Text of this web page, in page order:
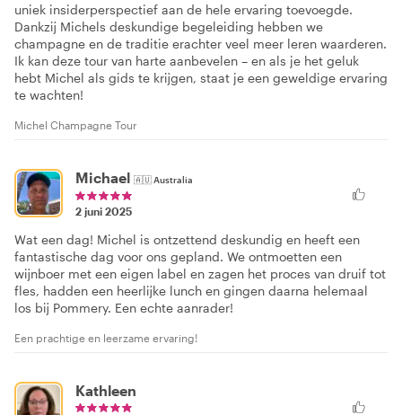
uniek insiderperspectief aan de hele ervaring toevoegde.
Dankzij Michels deskundige begeleiding hebben we
champagne en de traditie erachter veel meer leren waarderen.
Ik kan deze tour van harte aanbevelen – en als je het geluk
hebt Michel als gids te krijgen, staat je een geweldige ervaring
te wachten!
Michel Champagne Tour
Michael 🇦🇺Australia
2 juni 2025
Wat een dag! Michel is ontzettend deskundig en heeft een
fantastische dag voor ons gepland. We ontmoetten een
wijnboer met een eigen label en zagen het proces van druif tot
fles, hadden een heerlijke lunch en gingen daarna helemaal
los bij Pommery. Een echte aanrader!
Een prachtige en leerzame ervaring!
Kathleen